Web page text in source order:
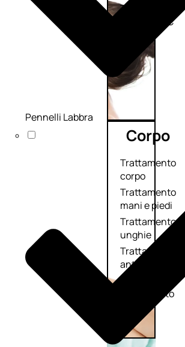
Trattamento
viso BB e CC
Corpo
Trattamento
corpo
Trattamento
mani e piedi
Trattamento
unghie
Trattamento
anticellulite
Cofanetti
trattamento
Pennelli Labbra